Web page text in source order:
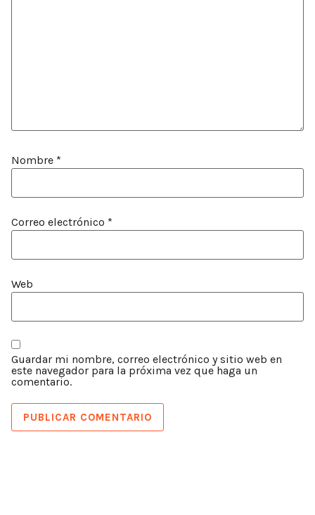
Nombre *
Correo electrónico *
Web
Guardar mi nombre, correo electrónico y sitio web en
este navegador para la próxima vez que haga un
comentario.